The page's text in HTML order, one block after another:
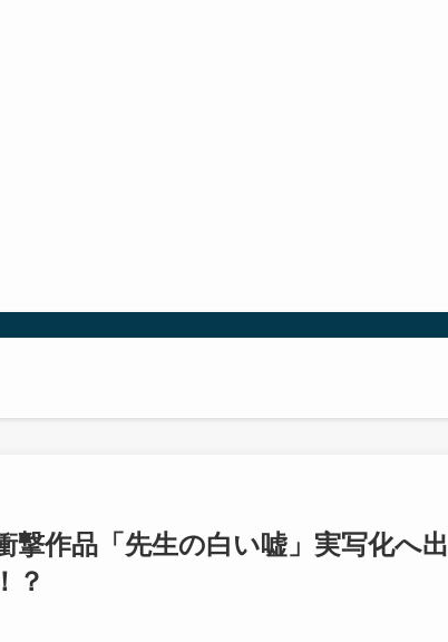
撃作品「先生の白い嘘」実写化へ出
？